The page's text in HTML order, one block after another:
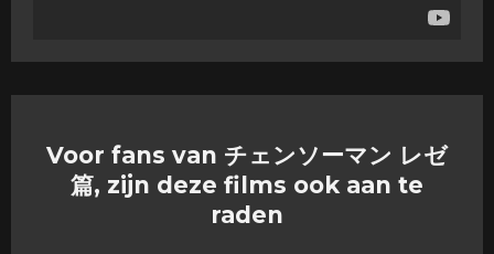
Voor fans van チェンソーマン レゼ
篇, zijn deze films ook aan te
raden